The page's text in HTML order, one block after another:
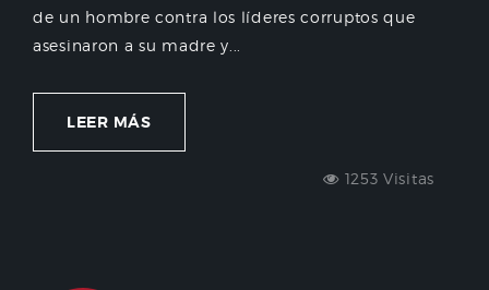
de un hombre contra los líderes corruptos que
asesinaron a su madre y...
LEER MÁS
1253 Visitas